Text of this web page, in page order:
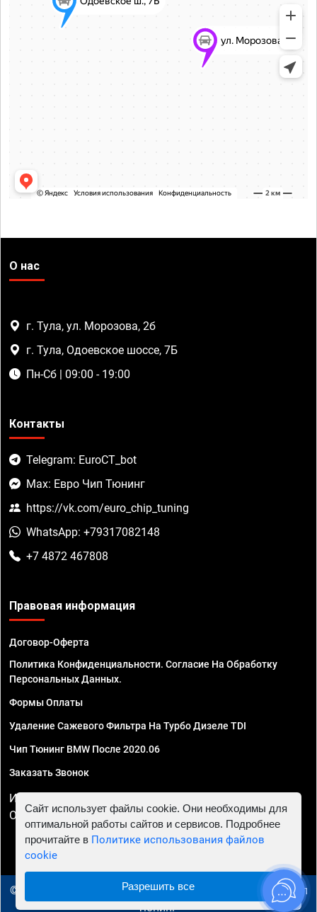
О нас
г. Тула, ул. Морозова, 2б
г. Тула, Одоевское шоссе, 7Б
Пн-Сб | 09:00 - 19:00
Контакты
Telegram: EuroCT_bot
Max: Евро Чип Тюнинг
https://vk.com/euro_chip_tuning
WhatsApp: +79317082148
+7 4872 467808
Правовая информация
Договор-Оферта
Политика Конфиденциальности. Согласие На Обработку
Персональных Данных.
Формы Оплаты
Удаление Сажевого Фильтра На Турбо Дизеле TDI
Чип Тюнинг BMW После 2020.06
Заказать Звонок
ИП Смирнов Георгий Павлович. ИНН 781302555843,
ОГРНИП 324470400032610
© 2010 - 2026 Чип тюнинг в Туле - Автосервис "Евро Чип
Тюнинг"
Сайт использует файлы cookie. Они необходимы для
оптимальной работы сайтов и сервисов. Подробнее
прочитайте в Политике использования файлов
cookie
Разрешить все